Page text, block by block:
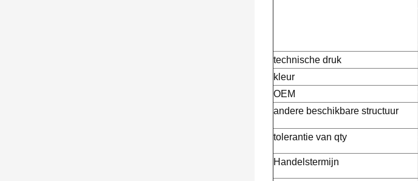
technische druk
kleur
OEM
andere beschikbare structuur
tolerantie van qty
Handelstermijn